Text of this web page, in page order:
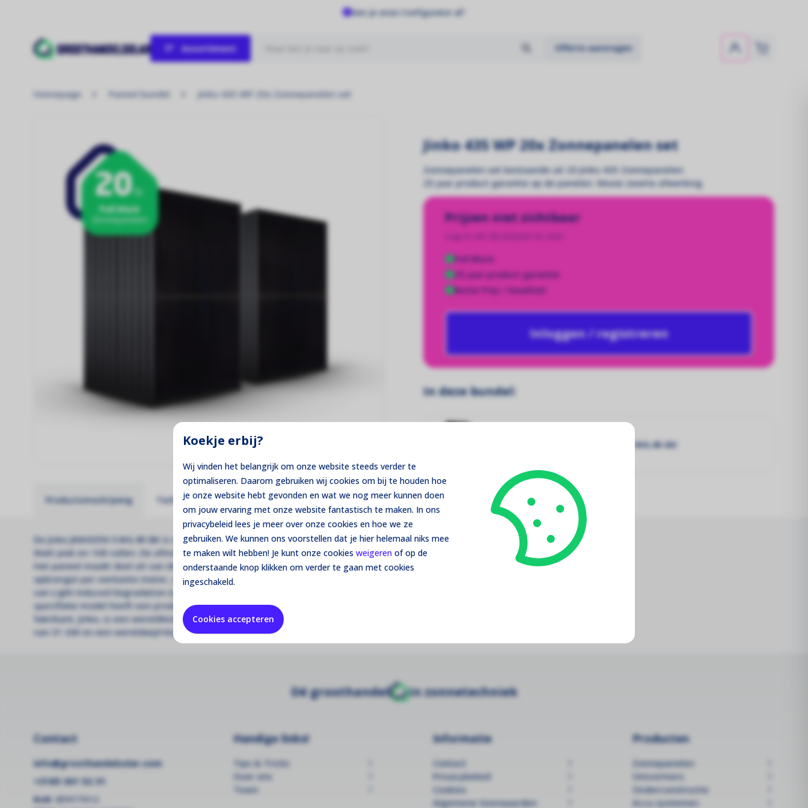
Koekje erbij?
Wij vinden het belangrijk om onze website steeds verder te
optimaliseren. Daarom gebruiken wij cookies om bij te houden hoe
je onze website hebt gevonden en wat we nog meer kunnen doen
om jouw ervaring met onze website fantastisch te maken. In ons
privacybeleid lees je meer over onze cookies en hoe we ze
gebruiken. We kunnen ons voorstellen dat je hier helemaal niks mee
te maken wilt hebben! Je kunt onze cookies weigeren of op de
onderstaande knop klikken om verder te gaan met cookies
ingeschakeld.
Cookies accepteren
Ken je onze Configurator al?
Assortiment Offerte aanvragen
Homepage Paneel bundel Jinko 435 WP 20x Zonnepanelen set
Jinko 435 WP 20x Zonnepanelen set
Zonnepanelen set bestaande uit 20 Jinko 435 Zonnepanelen.
25 jaar product garantie op de panelen. Mooie zwarte afwerking.
Prijzen niet zichtbaar
Log in om de prijzen te zien
Full Black
25 jaar product garantie
Beste Prijs / Kwaliteit
Inloggen / registreren
In deze bundel:
Jinko Solar 435Wp JKM435N-54HL4R-BK
Productomschrijving Technische specificaties Reviews Pakket samenstellen
De Jinko JKM435N-54HL4R-BK is een full black / All Black zonnepaneel met een vermogen van 435
Watt piek en 108 cellen. De afmetingen van dit paneel zijn 1762 x 1134 x 30 mm en het weegt 22 kg.
Het paneel maakt deel uit van de Tiger Neo N-Type serie, die bekend staat om een hogere
opbrengst per vierkante meter, zelfs bij bewolkt weer. Deze N-type panelen hebben ook minder last
van Light Induced Degradation (LID), wat resulteert in een lagere degradatie over de tijd. Dit
specifieke model heeft een productgarantie van 25 jaar en een vermogensgarantie van 30 jaar. De
fabrikant, Jinko, is een wereldleider in de productie van zonnepanelen, met een productiecapaciteit
van 31 GW en een wereldwijd klantenbestand dat verspreid is over meer dan 100 landen.
Dé groothandel in zonnetechniek
Contact
info@groothandelsolar.com
+3185 301 52 31
KvK: 85977012
Handige links!
Tips & Tricks
Over ons
Team
Informatie
Contact
Privacybeleid
Cookies
Algemene Voorwaarden
Producten
Zonnepanelen
Omvormers
Onderconstructie
Accu systemen